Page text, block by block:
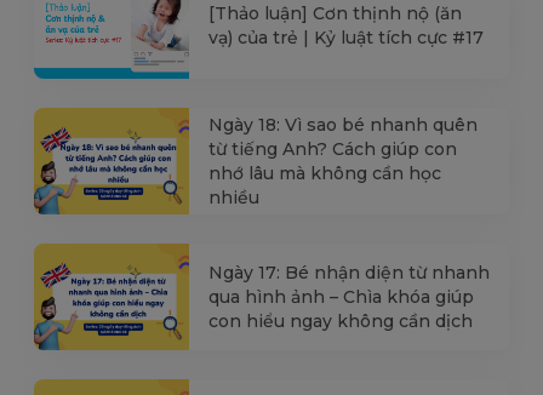
[Thảo luận] Cơn thịnh nộ (ăn
vạ) của trẻ | Kỷ luật tích cực #17
Ngày 18: Vì sao bé nhanh quên
từ tiếng Anh? Cách giúp con
nhớ lâu mà không cần học
nhiều
Ngày 17: Bé nhận diện từ nhanh
qua hình ảnh – Chìa khóa giúp
con hiểu ngay không cần dịch